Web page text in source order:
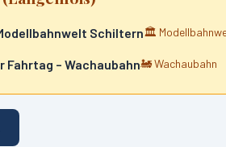
Schiltern🏛️
Fahrtag – Wachaubahn🚂Wachaubahn